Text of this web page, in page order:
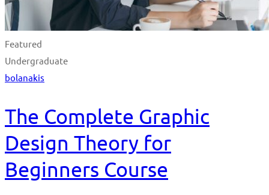
Featured
Undergraduate
bolanakis
The Complete Graphic
Design Theory for
Beginners Course